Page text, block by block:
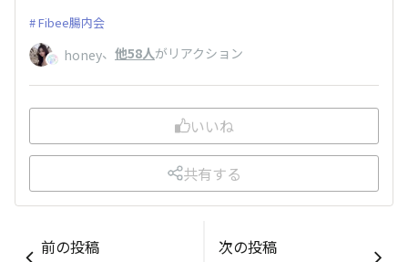
Fibee腸内会
honey、 他58人がリアクション
いいね
共有する
前の投稿
次の投稿